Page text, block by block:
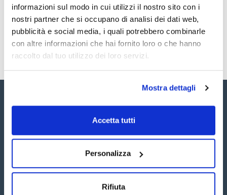
informazioni sul modo in cui utilizzi il nostro sito con i
nostri partner che si occupano di analisi dei dati web,
pubblicità e social media, i quali potrebbero combinarle
con altre informazioni che hai fornito loro o che hanno
raccolto dal tuo utilizzo dei loro servizi.
Mostra dettagli
Accetta tutti
Personalizza
Rifiuta
Sicurezza
Registrati per i download